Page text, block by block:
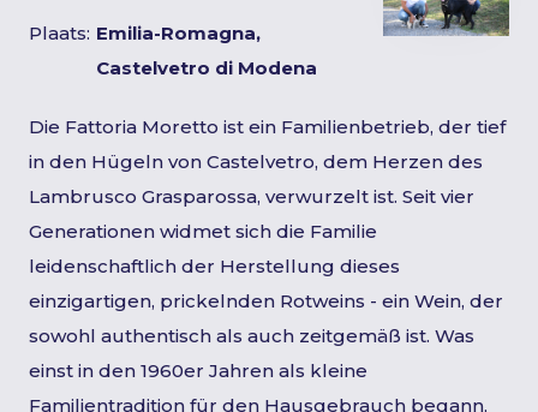
Plaats: Emilia-Romagna,
Castelvetro di Modena
Die Fattoria Moretto ist ein Familienbetrieb, der tief
in den Hügeln von Castelvetro, dem Herzen des
Lambrusco Grasparossa, verwurzelt ist. Seit vier
Generationen widmet sich die Familie
leidenschaftlich der Herstellung dieses
einzigartigen, prickelnden Rotweins - ein Wein, der
sowohl authentisch als auch zeitgemäß ist. Was
einst in den 1960er Jahren als kleine
Familientradition für den Hausgebrauch begann,